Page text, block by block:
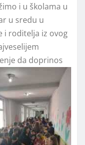
i u školama u
u sredu u
i roditelja iz ovog
da doprinos